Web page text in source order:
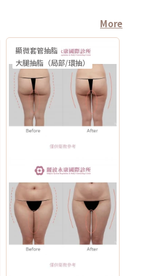
More
顯微套管抽脂
大腿抽脂（局部/環抽）